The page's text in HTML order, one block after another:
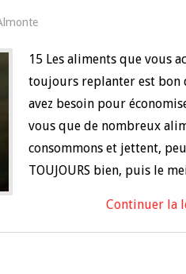
15 Les aliments que vous
toujours replanter est bon
avez besoin pour
vous que de nombreux
consommons et jettent,
TOUJOURS bien, puis le
Continuer la